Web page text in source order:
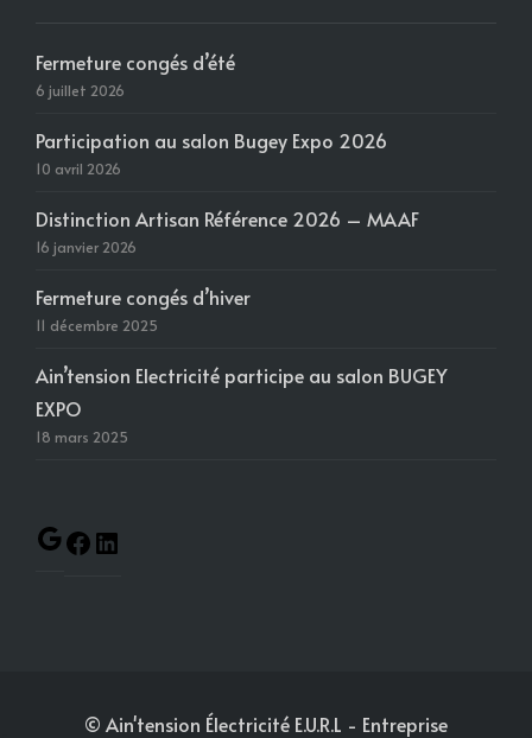
Fermeture congés d’été
6 juillet 2026
Participation au salon Bugey Expo 2026
10 avril 2026
Distinction Artisan Référence 2026 – MAAF
16 janvier 2026
Fermeture congés d’hiver
11 décembre 2025
Ain’tension Electricité participe au salon BUGEY
EXPO
18 mars 2025
© Ain'tension Électricité E.U.R.L - Entreprise